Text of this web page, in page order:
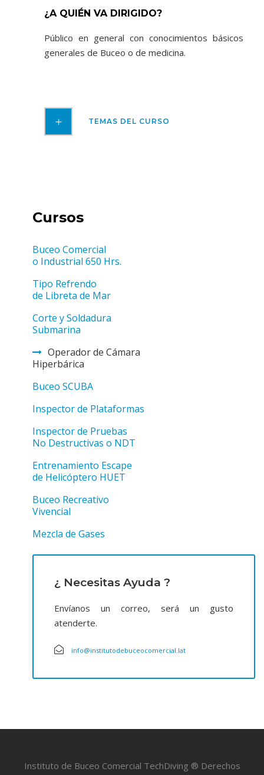
¿A QUIÉN VA DIRIGIDO?
Público en general con conocimientos básicos
generales de Buceo o de medicina.
TEMAS DEL CURSO
Cursos
Buceo Comercial
o Industrial 650 Hrs.
Tipo Refrendo
de Libreta de Mar
Corte y Soldadura
Submarina
Operador de Cámara
Hiperbárica
Buceo SCUBA
Inspector de Plataformas
Inspector de Pruebas
No Destructivas o NDT
Entrenamiento Escape
de Helicóptero HUET
Buceo Recreativo
Vivencial
Mezcla de Gases
¿ Necesitas Ayuda ?
Envíanos un correo, será un gusto
atenderte.
info@institutodebuceocomercial.lat
Instituto de Buceo Comercial TechDiving ® Derechos